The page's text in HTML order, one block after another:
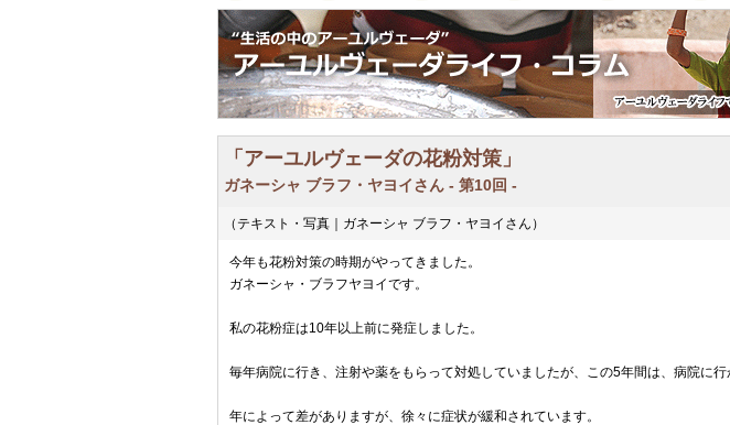
「アーユルヴェーダの花粉対策」
ガネーシャ ブラフ・ヤヨイさん - 第10回 -
（テキスト・写真｜ガネーシャ ブラフ・ヤヨイさん）
今年も花粉対策の時期がやってきました。
ガネーシャ・ブラフヤヨイです。
私の花粉症は10年以上前に発症しました。
毎年病院に行き、注射や薬をもらって対処していましたが、この5年間は、病院に行
年によって差がありますが、徐々に症状が緩和されています。